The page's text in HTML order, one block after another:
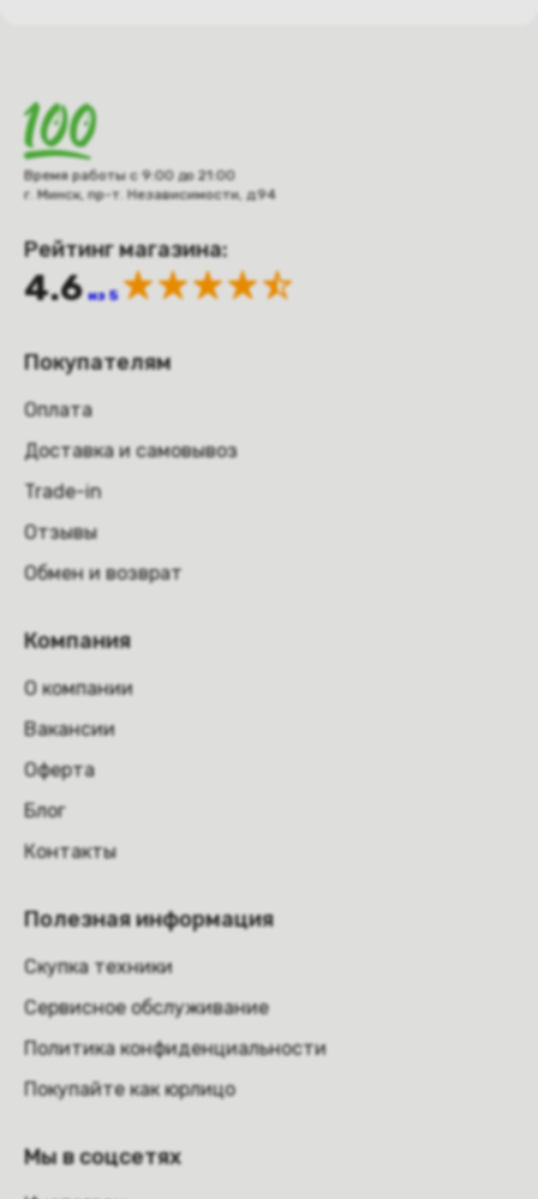
Время работы с 9:00 до 21:00
г. Минск, пр-т. Независимости, д.94
Рейтинг магазина:
4.6 из 5
Покупателям
Оплата
Доставка и самовывоз
Trade-in
Отзывы
Обмен и возврат
Компания
О компании
Вакансии
Оферта
Блог
Контакты
Полезная информация
Скупка техники
Сервисное обслуживание
Политика конфиденциальности
Покупайте как юрлицо
Мы в соцсетях